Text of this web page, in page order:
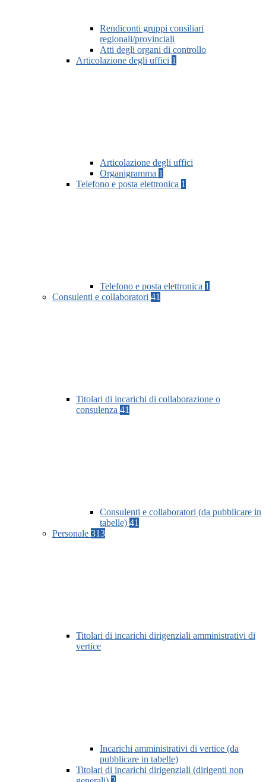
Rendiconti gruppi consiliari
regionali/provinciali
Atti degli organi di controllo
Articolazione degli uffici 1
Articolazione degli uffici
Organigramma 1
Telefono e posta elettronica 1
Telefono e posta elettronica 1
Consulenti e collaboratori 41
Titolari di incarichi di collaborazione o
consulenza 41
Consulenti e collaboratori (da pubblicare in
tabelle) 41
Personale 313
Titolari di incarichi dirigenziali amministrativi di
vertice
Incarichi amministrativi di vertice (da
pubblicare in tabelle)
Titolari di incarichi dirigenziali (dirigenti non